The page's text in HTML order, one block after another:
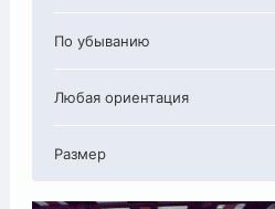
По убыванию
Любая ориентация
Размер